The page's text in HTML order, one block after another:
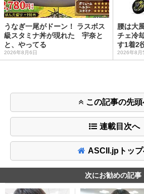
うなぎ一尾がドーン！ ラスボス
級スタミナ丼が現れた 宇奈と
と、やってる
2026年8月6日
腰は大
チェ冷
す1着2
2026年8月
この記事の先頭
連載目次へ
ASCII.jpトッ
次にお勧めの記事